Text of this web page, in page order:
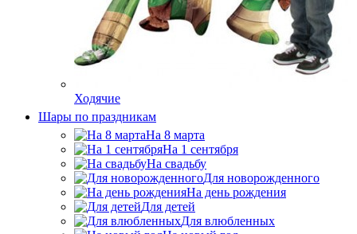
Ходячие
Шары по праздникам
На 8 марта
На 1 сентября
На свадьбу
Для новорожденного
На день рождения
Для детей
Для влюбленных